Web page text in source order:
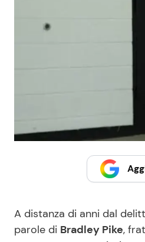
A distanza di anni dal
parole di Bradley Pike,